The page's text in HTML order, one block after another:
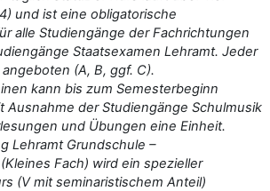
und ist eine obligatorische
alle Studiengänge der Fachrichtungen
Staatsexamen Lehramt. Jeder
(A, B, ggf. C).
kann bis zum Semesterbeginn
Ausnahme der Studiengänge Schulmusik
und Übungen eine Einheit.
Lehramt Grundschule –
Fach) wird ein spezieller
(V mit seminaristischem Anteil)